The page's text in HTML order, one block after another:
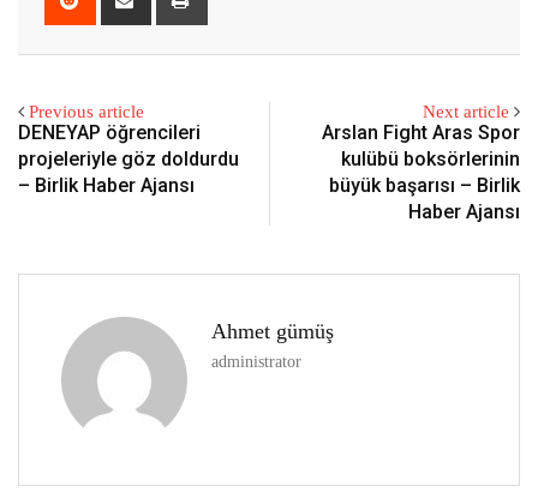
Email
Previous article
DENEYAP öğrencileri
projeleriyle göz doldurdu
– Birlik Haber Ajansı
Next article
Arslan Fight Aras Spor
kulübü boksörlerinin
büyük başarısı – Birlik
Haber Ajansı
Ahmet gümüş
administrator